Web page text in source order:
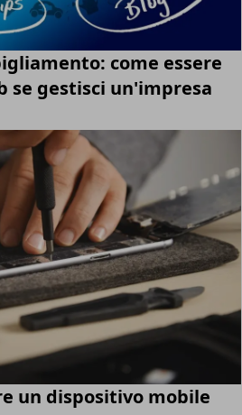
come essere
se gestisci un'impresa
un dispositivo mobile